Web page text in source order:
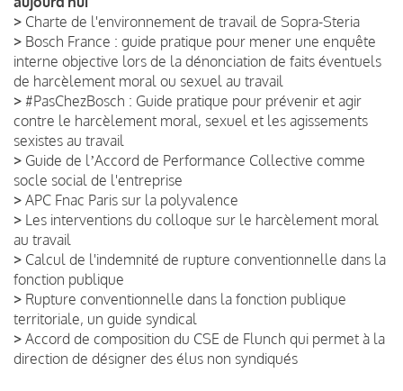
> Charte de l'environnement de travail de Sopra-Steria
> Bosch France : guide pratique pour mener une enquête
interne objective lors de la dénonciation de faits éventuels
de harcèlement moral ou sexuel au travail
> #PasChezBosch : Guide pratique pour prévenir et agir
contre le harcèlement moral, sexuel et les agissements
sexistes au travail
> Guide de lʼAccord de Performance Collective comme
socle social de l'entreprise
> APC Fnac Paris sur la polyvalence
> Les interventions du colloque sur le harcèlement moral
au travail
> Calcul de l'indemnité de rupture conventionnelle dans la
fonction publique
> Rupture conventionnelle dans la fonction publique
territoriale, un guide syndical
> Accord de composition du CSE de Flunch qui permet à la
direction de désigner des élus non syndiqués